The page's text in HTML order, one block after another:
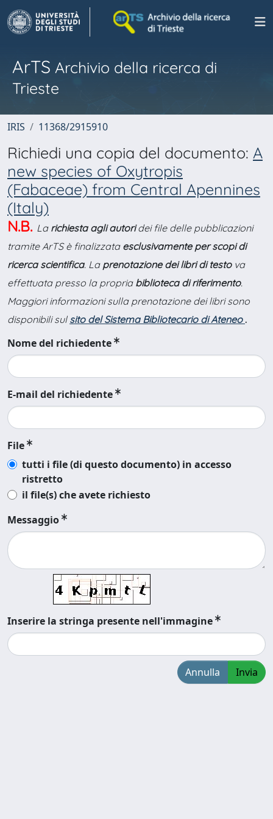
ArTS Archivio della ricerca di
Trieste
IRIS 11368/2915910
Richiedi una copia del documento: A
new species of Oxytropis
(Fabaceae) from Central Apennines
(Italy)
N.B. La richiesta agli autoridei file delle pubblicazioni
tramite ArTS è finalizzata esclusivamente per scopi di
ricerca scientifica. La prenotazione dei libri di testova
effettuata presso la propria biblioteca di riferimento.
Maggiori informazioni sulla prenotazione dei libri sono
disponibili sul sito del Sistema Bibliotecario di Ateneo .
Nome del richiedente
E-mail del richiedente
File
tutti i file (di questo documento) in accesso
ristretto
il file(s) che avete richiesto
Messaggio
Inserire la stringa presente nell'immagine
Annulla Invia